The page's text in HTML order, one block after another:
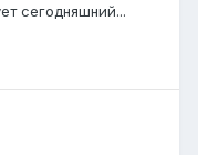
сегодняшний...